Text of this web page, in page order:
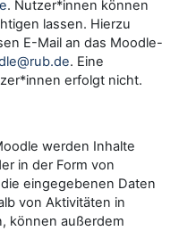
. Nutzer*innen können
lassen. Hierzu
E-Mail an das Moodle-
. Eine
erfolgt nicht.
werden Inhalte
in der Form von
eingegebenen Daten
von Aktivitäten in
können außerdem